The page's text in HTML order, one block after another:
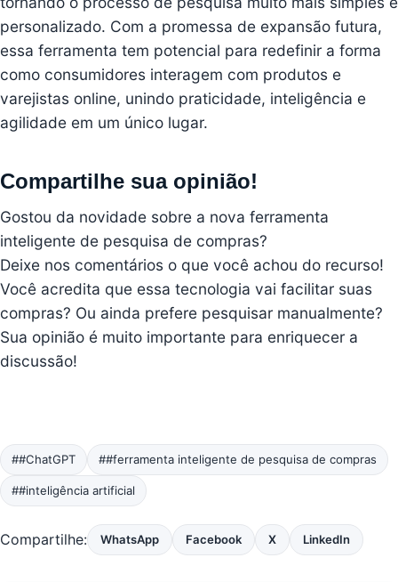
personalizado. Com a promessa de expansão futura,
essa ferramenta tem potencial para redefinir a forma
como consumidores interagem com produtos e
varejistas online, unindo praticidade, inteligência e
agilidade em um único lugar.
Compartilhe sua opinião!
Gostou da novidade sobre a nova ferramenta
inteligente de pesquisa de compras?
Deixe nos comentários o que você achou do recurso!
Você acredita que essa tecnologia vai facilitar suas
compras? Ou ainda prefere pesquisar manualmente?
Sua opinião é muito importante para enriquecer a
discussão!
##ChatGPT ##ferramenta inteligente de pesquisa de compras
##inteligência artificial
Compartilhe: WhatsApp Facebook X LinkedIn